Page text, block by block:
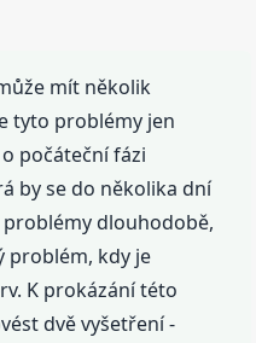
mít několik
tyto problémy jen
počáteční fázi
by se do několika dní
dlouhodobě,
problém, kdy je
K prokázání této
dvě vyšetření -